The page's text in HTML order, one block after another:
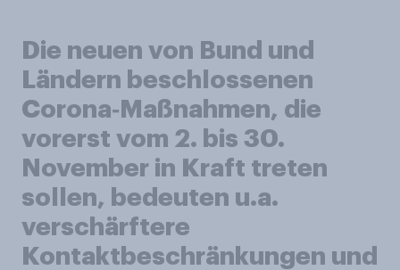
Die neuen von Bund und
Ländern beschlossenen
Corona‑Maßnahmen, die
vorerst vom 2. bis 30.
November in Kraft treten
sollen, bedeuten u.a.
verschärftere
Kontaktbeschränkungen und